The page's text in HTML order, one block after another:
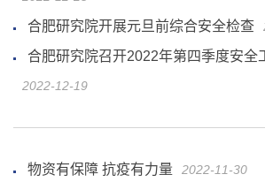
合肥研究院开展元旦前综合安全检查
合肥研究院召开2022年第四季度安全
2022-12-19
物资有保障 抗疫有力量 2022-11-30